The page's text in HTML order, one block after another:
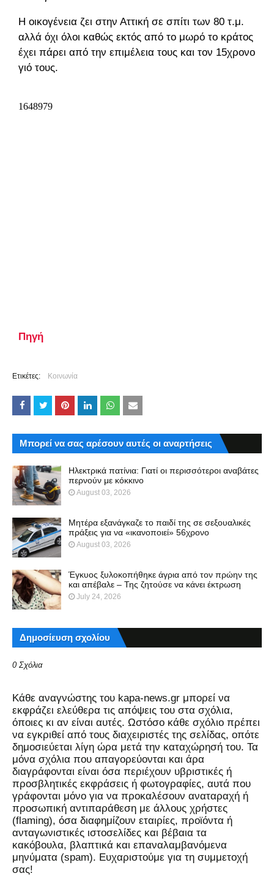
Η οικογένεια ζει στην Αττική σε σπίτι των 80 τ.μ.
αλλά όχι όλοι καθώς εκτός από το μωρό το κράτος
έχει πάρει από την επιμέλεια τους και τον 15χρονο
γιό τους.
Πηγή
Ετικέτες: Κοινωνία
Μπορεί να σας αρέσουν αυτές οι αναρτήσεις
Ηλεκτρικά πατίνια: Γιατί οι περισσότεροι αναβάτες
περνούν με κόκκινο
August 03, 2026
Μητέρα εξανάγκαζε το παιδί της σε σεξουαλικές
πράξεις για να «ικανοποιεί» 56χρονο
August 03, 2026
Έγκυος ξυλοκοπήθηκε άγρια από τον πρώην της
και απέβαλε – Της ζητούσε να κάνει έκτρωση
July 24, 2026
Δημοσίευση σχολίου
0 Σχόλια
Kάθε αναγνώστης του kapa-news.gr μπορεί να
εκφράζει ελεύθερα τις απόψεις του στα σχόλια,
όποιες κι αν είναι αυτές. Ωστόσο κάθε σχόλιο πρέπει
να εγκριθεί από τους διαχειριστές της σελίδας, οπότε
δημοσιεύεται λίγη ώρα μετά την καταχώρησή του. Τα
μόνα σχόλια που απαγορεύονται και άρα
διαγράφονται είναι όσα περιέχουν υβριστικές ή
προσβλητικές εκφράσεις ή φωτογραφίες, αυτά που
γράφονται μόνο για να προκαλέσουν αναταραχή ή
προσωπική αντιπαράθεση με άλλους χρήστες
(flaming), όσα διαφημίζουν εταιρίες, προϊόντα ή
ανταγωνιστικές ιστοσελίδες και βέβαια τα
κακόβουλα, βλαπτικά και επαναλαμβανόμενα
μηνύματα (spam). Ευχαριστούμε για τη συμμετοχή
σας!